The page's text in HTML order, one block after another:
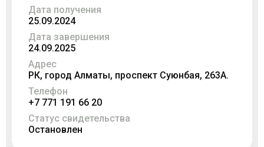
Дата получения
25.09.2024
Дата завершения
24.09.2025
Адрес
РК, город Алматы, проспект Суюнбая, 263А.
Телефон
+7 771 191 66 20
Статус свидетельства
Остановлен